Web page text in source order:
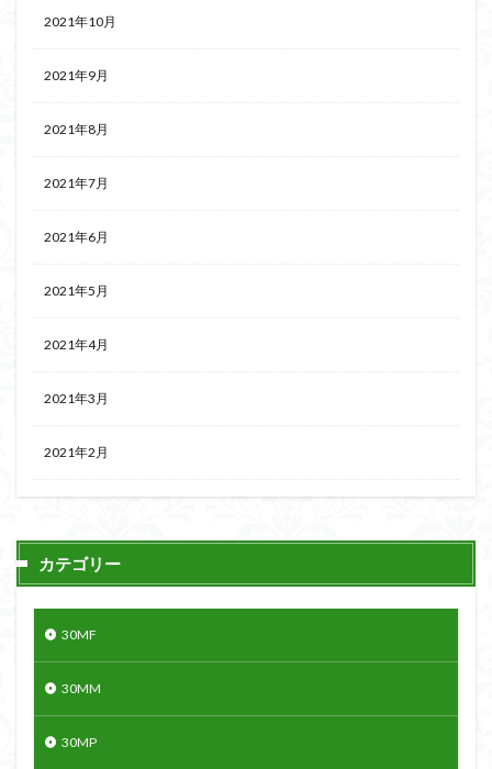
2021年10月
2021年9月
2021年8月
2021年7月
2021年6月
2021年5月
2021年4月
2021年3月
2021年2月
カテゴリー
30MF
30MM
30MP